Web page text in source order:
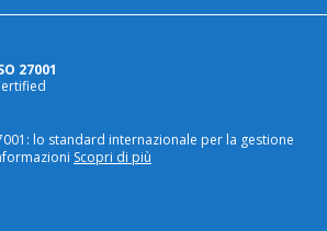
27001
lo standard internazionale per la gestione
Scopri di più